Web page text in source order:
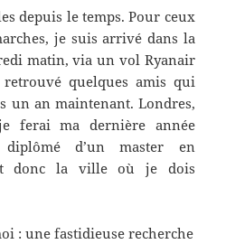
depuis le temps. Pour ceux
je suis arrivé dans la
matin, via un vol Ryanair
quelques amis qui
un an maintenant. Londres,
ferai ma dernière année
d’un master en
donc la ville où je dois
: une fastidieuse recherche